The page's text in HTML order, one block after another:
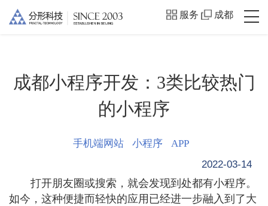
服务 成都
成都小程序开发：3类比较热门
的小程序
手机端网站 小程序
APP
2022-03-14
打开朋友圈或搜索，就会发现到处都有小程序。
如今，这种便捷而轻快的应用已经进一步融入到了大